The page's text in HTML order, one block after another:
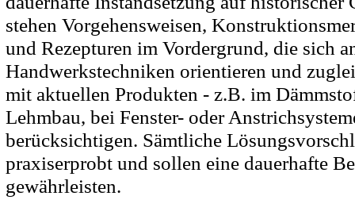
stehen Vorgehensweisen,
und Rezepturen im Vordergrund, die sich
Handwerkstechniken orientieren und
mit aktuellen Produkten - z.B. im
Lehmbau, bei Fenster- oder
berücksichtigen. Sämtliche
praxiserprobt und sollen eine dauerhafte
gewährleisten.